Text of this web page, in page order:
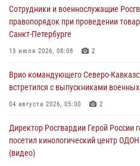
настольному теннису ко Дню
08 августа 2026, 07:00
ОМОН «Ойрат» Управления
08 августа 2026, 07:00
В Москве росгвардейцы оказали
08 августа 2026, 06:32 1
Сотрудники и военнослужащие
правопорядок при проведении
Санкт-Петербурге
13 июля 2026, 08:08 2
Врио командующего Северо-
встретился с выпускниками
04 августа 2026, 05:00 2
Директор Росгвардии Герой России
посетил кинологический центр
(видео)